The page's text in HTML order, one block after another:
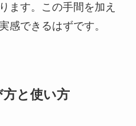
ます。この手間を加え
感できるはずです。
と使い方